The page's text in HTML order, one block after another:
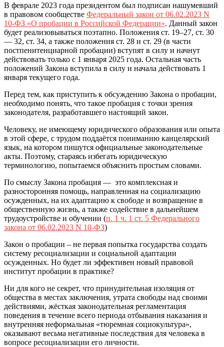
В феврале 2023 года президентом был подписан нашумевший
в правовом сообществе Федеральный закон от 06.02.2023 N
10-ФЗ «О пробации в Российской Федерации». Данный закон
будет реализовываться поэтапно. Положения ст. 19–27, ст. 30
— 32, ст. 34, а также положения ст. 28 и ст. 29 (в части
постпенитенциарной пробации) вступят в силу и начнут
действовать только с 1 января 2025 года. Остальная часть
положений Закона вступила в силу и начала действовать 1
января текущего года.
Перед тем, как приступить к обсуждению Закона о пробации,
необходимо понять, что такое пробация с точки зрения
законодателя, разработавшего настоящий закон.
Человеку, не имеющему юридического образования или опыта
в этой сфере, с трудом поддаётся пониманию канцелярский
язык, на котором пишутся официальные законодательные
акты. Поэтому, стараясь избегать юридическую
терминологию, попытаемся объяснить простым словами.
По смыслу Закона пробация — это комплексная и
разносторонняя помощь, направленная на социализацию
осужденных, на их адаптацию к свободе и возвращение в
общественную жизнь, а также содействие в дальнейшем
трудоустройстве и обучении (п. 1 ч. 1 ст. 5 Федерального
закона от 06.02.2023 N 10-ФЗ)
Закон о пробации – не первая попытка государства создать
систему ресоциализации и социальной адаптации
осужденных. Но будет ли эффективен новый правовой
институт пробации в практике?
Ни для кого не секрет, что принудительная изоляция от
общества в местах заключения, утрата свободы над своими
действиями, жёсткая законодательная регламентация
поведения в течение всего периода отбывания наказания и
внутренняя неформальная «тюремная социокультура»,
оказывают весьма негативные последствия для человека в
вопросе ресоциализации его личности.